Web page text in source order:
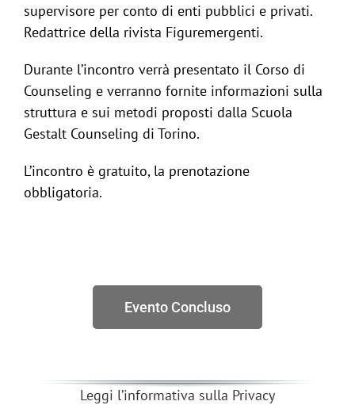
supervisore per conto di enti pubblici e privati.
Redattrice della rivista Figuremergenti.
Durante l’incontro verrà presentato il Corso di
Counseling e verranno fornite informazioni sulla
struttura e sui metodi proposti dalla Scuola
Gestalt Counseling di Torino.
L’incontro è gratuito, la prenotazione
obbligatoria.
Evento Concluso
Leggi l’informativa sulla Privacy